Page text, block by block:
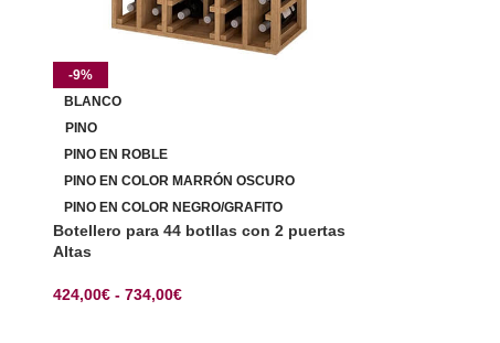
-9%
BLANCO
PINO
PINO EN ROBLE
PINO EN COLOR MARRÓN OSCURO
PINO EN COLOR NEGRO/GRAFITO
Botellero para 44 botllas con 2 puertas
Altas
424,00€ - 734,00€